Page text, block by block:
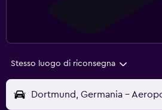
Stesso luogo di riconsegna